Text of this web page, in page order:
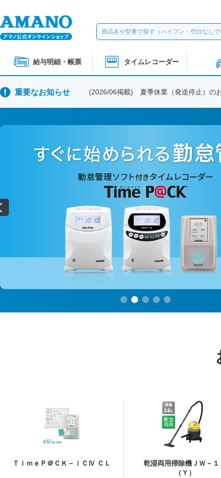
給与明細・帳票 タイムレコーダー
重要なお知らせ (2026/06掲載) 夏季休業（発送停止）の
ＴｉｍｅＰ＠ＣＫ－ｉＣⅣ ＣＬ
乾湿両用掃除機ＪＷ－１
（Ｙ）